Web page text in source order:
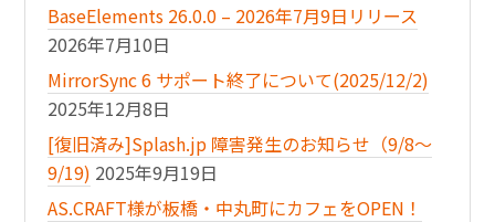
BaseElements 26.0.0 – 2026年7月9日リリース
2026年7月10日
MirrorSync 6 サポート終了について(2025/12/2)
2025年12月8日
[復旧済み]Splash.jp 障害発生のお知らせ（9/8〜
9/19) 2025年9月19日
AS.CRAFT様が板橋・中丸町にカフェをOPEN！